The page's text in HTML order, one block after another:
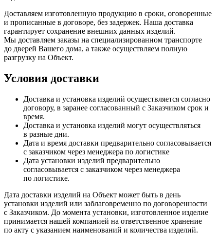
Доставляем изготовленную продукцию в сроки, оговоренные
и прописанные в договоре, без задержек. Наша доставка
гарантирует сохранение внешних данных изделий.
Мы доставляем заказы на специализированном транспорте
до дверей Вашего дома, а также осуществляем полную
разгрузку на Объект.
Условия доставки
Доставка и установка изделий осуществляется согласно
договору, в заранее согласованный с Заказчиком срок и
время.
Доставка и установка изделий могут осуществляться
в разные дни.
Дата и время доставки предварительно согласовывается
с заказчиком через менеджера по логистике
Дата установки изделий предварительно
согласовывается с заказчиком через менеджера
по логистике.
Дата доставки изделий на Объект может быть в день
установки изделий или заблаговременно по договоренности
с Заказчиком. До момента установки, изготовленное изделие
принимается нашей компанией на ответственное хранение
по акту с указанием наименований и количества изделий.